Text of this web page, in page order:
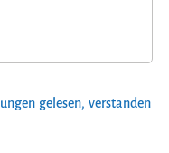
gelesen, verstanden